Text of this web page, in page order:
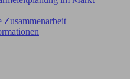
Zusammenarbeit